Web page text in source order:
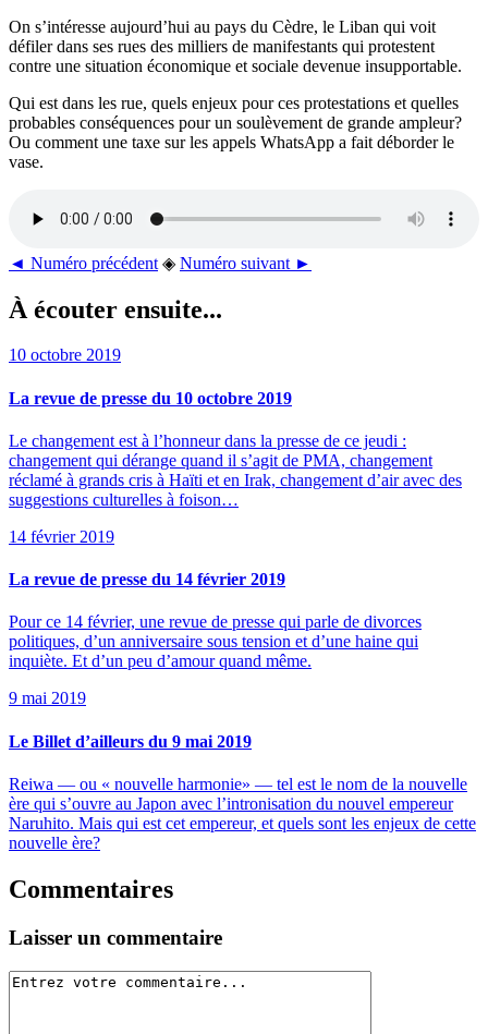
On s’intéresse aujourd’hui au pays du Cèdre, le Liban qui voit
défiler dans ses rues des milliers de manifestants qui protestent
contre une situation économique et sociale devenue insupportable.
Qui est dans les rue, quels enjeux pour ces protestations et quelles
probables conséquences pour un soulèvement de grande ampleur?
Ou comment une taxe sur les appels WhatsApp a fait déborder le
vase.
◄ Numéro précédent ◈ Numéro suivant ►
À écouter ensuite...
10 octobre 2019
La revue de presse du 10 octobre 2019
Le changement est à l’honneur dans la presse de ce jeudi :
changement qui dérange quand il s’agit de PMA, changement
réclamé à grands cris à Haïti et en Irak, changement d’air avec des
suggestions culturelles à foison…
14 février 2019
La revue de presse du 14 février 2019
Pour ce 14 février, une revue de presse qui parle de divorces
politiques, d’un anniversaire sous tension et d’une haine qui
inquiète. Et d’un peu d’amour quand même.
9 mai 2019
Le Billet d’ailleurs du 9 mai 2019
Reiwa — ou « nouvelle harmonie» — tel est le nom de la nouvelle
ère qui s’ouvre au Japon avec l’intronisation du nouvel empereur
Naruhito. Mais qui est cet empereur, et quels sont les enjeux de cette
nouvelle ère?
Commentaires
Laisser un commentaire